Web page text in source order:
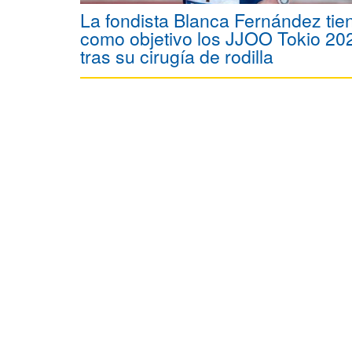
La fondista Blanca Fernández
como objetivo los JJOO Tokio
tras su cirugía de rodilla